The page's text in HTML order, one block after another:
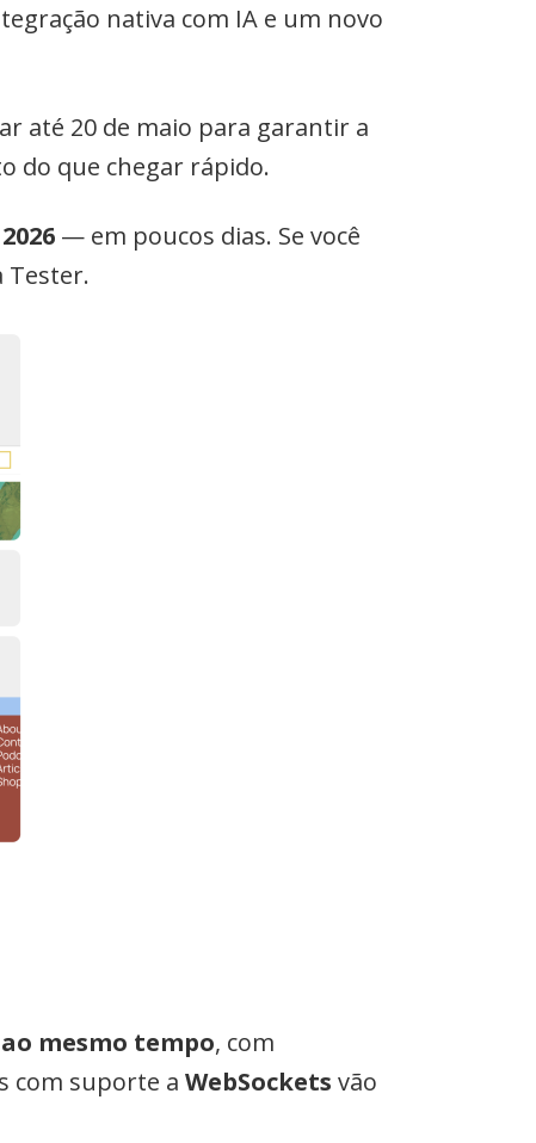
nativa com IA e um novo
até 20 de maio para garantir a
do que chegar rápido.
— em poucos dias. Se você
Tester.
ao mesmo tempo, com
com suporte a WebSockets vão